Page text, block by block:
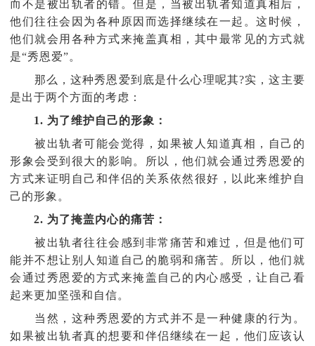
而不是被出轨者的错。但是，当被出轨者知道真相后，
他们往往会因为各种原因而选择继续在一起。这时候，
他们就会用各种方式来掩盖真相，其中最常见的方式就
是“秀恩爱”。
那么，这种秀恩爱到底是什么心理呢其?实，这主要
是出于两个方面的考虑：
1. 为了维护自己的形象：
被出轨者可能会觉得，如果被人知道真相，自己的
形象会受到很大的影响。所以，他们就会通过秀恩爱的
方式来证明自己和伴侣的关系依然很好，以此来维护自
己的形象。
2. 为了掩盖内心的痛苦：
被出轨者往往会感到非常痛苦和难过，但是他们可
能并不想让别人知道自己的脆弱和痛苦。所以，他们就
会通过秀恩爱的方式来掩盖自己的内心感受，让自己看
起来更加坚强和自信。
当然，这种秀恩爱的方式并不是一种健康的行为。
如果被出轨者真的想要和伴侣继续在一起，他们应该认